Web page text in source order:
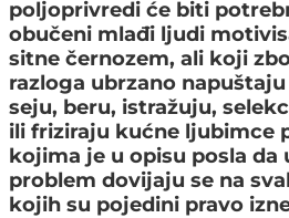
poljoprivredi će biti
obučeni mlađi ljudi
sitne černozem, ali koji
razloga ubrzano
seju, beru, istražuju,
ili friziraju kućne ljubimce
kojima je u opisu posla da
problem dovijaju se na
kojih su pojedini pravo